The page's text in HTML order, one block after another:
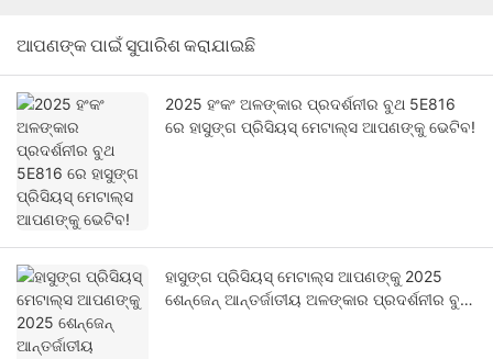
ଆପଣଙ୍କ ପାଇଁ ସୁପାରିଶ କରାଯାଇଛି
2025 ହଂକଂ ଅଳଙ୍କାର ପ୍ରଦର୍ଶନୀର ବୁଥ 5E816
ରେ ହାସୁଙ୍ଗ ପ୍ରିସିୟସ୍ ମେଟାଲ୍ସ ଆପଣଙ୍କୁ ଭେଟିବ!
ହାସୁଙ୍ଗ ପ୍ରିସିୟସ୍ ମେଟାଲ୍ସ ଆପଣଙ୍କୁ 2025
ଶେନ୍‌ଜେନ୍ ଆନ୍ତର୍ଜାତୀୟ ଅଳଙ୍କାର ପ୍ରଦର୍ଶନୀର ବୁଥ୍